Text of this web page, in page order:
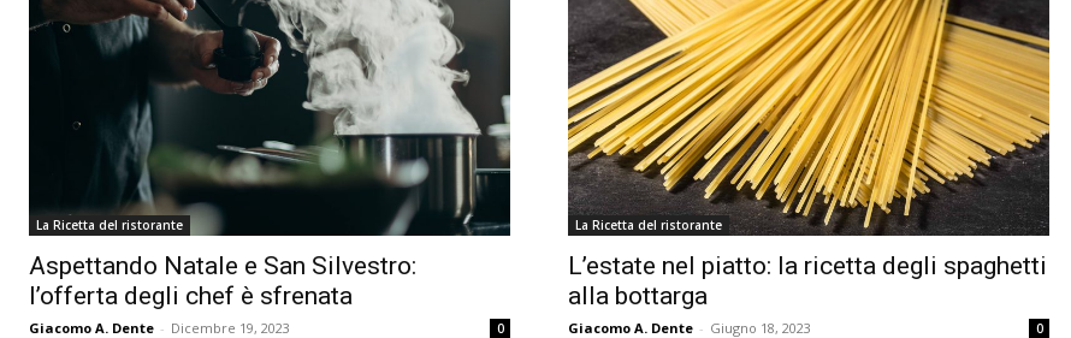
La Ricetta del ristorante
Aspettando Natale e San Silvestro:
l’offerta degli chef è sfrenata
Giacomo A. Dente - Dicembre 19, 2023 0
La Ricetta del ristorante
L’estate nel piatto: la ricetta degli spaghetti
alla bottarga
Giacomo A. Dente - Giugno 18, 2023 0